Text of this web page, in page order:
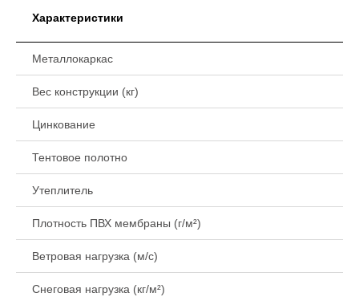
Характеристики
Металлокаркас
Вес конструкции (кг)
Цинкование
Тентовое полотно
Утеплитель
Плотность ПВХ мембраны (г/м²)
Ветровая нагрузка (м/с)
Снеговая нагрузка (кг/м²)